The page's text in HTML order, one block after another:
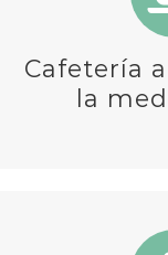
Cafetería
la